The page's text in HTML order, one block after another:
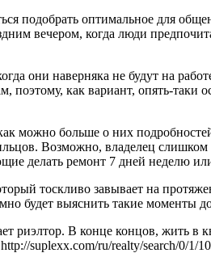
подобрать оптимальное для
вечером, когда люди
они наверняка не будут на
как вариант, опять-
больше о них
Возможно, владелец
делать ремонт 7 дней неделю
тоскливо завывает на
будет выяснить такие моменты
риэлтор. В конце концов, жить
suplexx.com/ru/realty/search/0/